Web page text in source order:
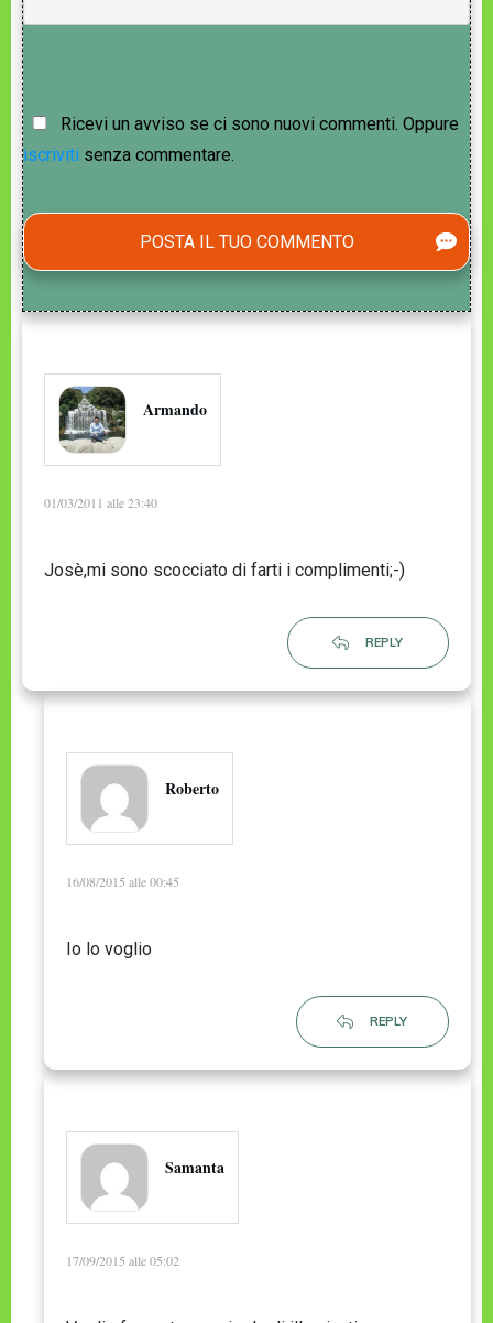
Ricevi un avviso se ci sono nuovi commenti. Oppure
iscriviti senza commentare.
POSTA IL TUO COMMENTO
Armando
01/03/2011 alle 23:40
Josè,mi sono scocciato di farti i complimenti;-)
REPLY
Roberto
16/08/2015 alle 00:45
Io lo voglio
REPLY
Samanta
17/09/2015 alle 05:02